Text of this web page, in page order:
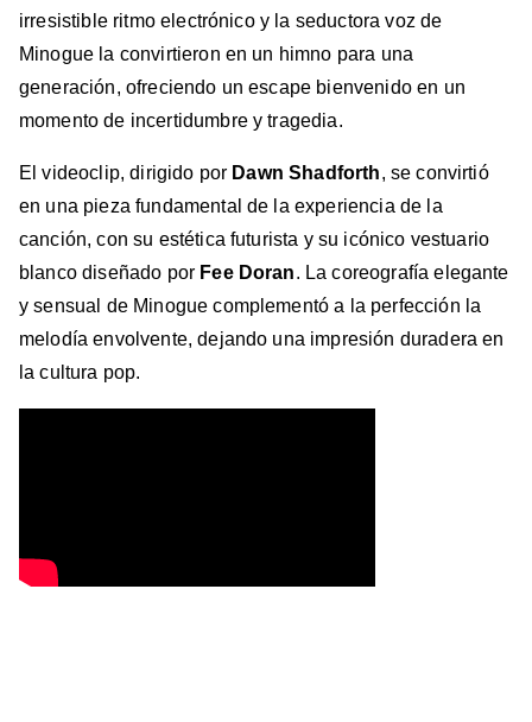
irresistible ritmo electrónico y la seductora voz de
Minogue la convirtieron en un himno para una
generación, ofreciendo un escape bienvenido en un
momento de incertidumbre y tragedia.
El videoclip, dirigido por Dawn Shadforth, se convirtió
en una pieza fundamental de la experiencia de la
canción, con su estética futurista y su icónico vestuario
blanco diseñado por Fee Doran. La coreografía elegante
y sensual de Minogue complementó a la perfección la
melodía envolvente, dejando una impresión duradera en
la cultura pop.